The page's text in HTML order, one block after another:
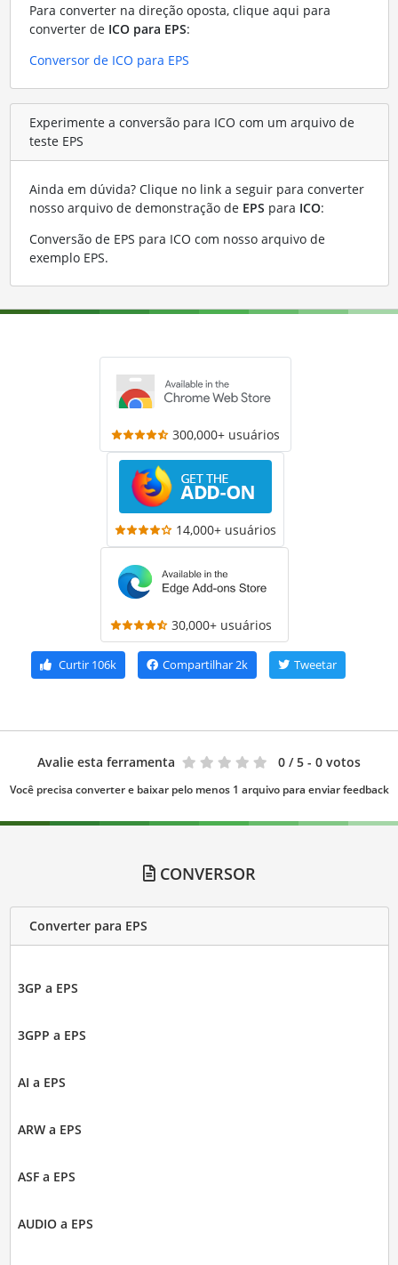
Para converter na direção oposta, clique aqui para
converter de ICO para EPS:
Conversor de ICO para EPS
Experimente a conversão para ICO com um arquivo de
teste EPS
Ainda em dúvida? Clique no link a seguir para converter
nosso arquivo de demonstração de EPS para ICO:
Conversão de EPS para ICO com nosso arquivo de
exemplo EPS.
300,000+ usuários
14,000+ usuários
30,000+ usuários
Curtir 106k Compartilhar2k Tweetar
Avalie esta ferramenta 0 / 5 - 0 votos
Você precisa converter e baixar pelo menos 1 arquivo para enviar feedback
CONVERSOR
Converter para EPS
3GP a EPS
3GPP a EPS
AI a EPS
ARW a EPS
ASF a EPS
AUDIO a EPS